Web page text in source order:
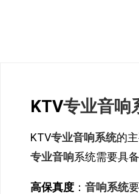
KTV专业音响
KTV专业音响系统的
专业音响系统需要具
高保真度 ： 音响系统